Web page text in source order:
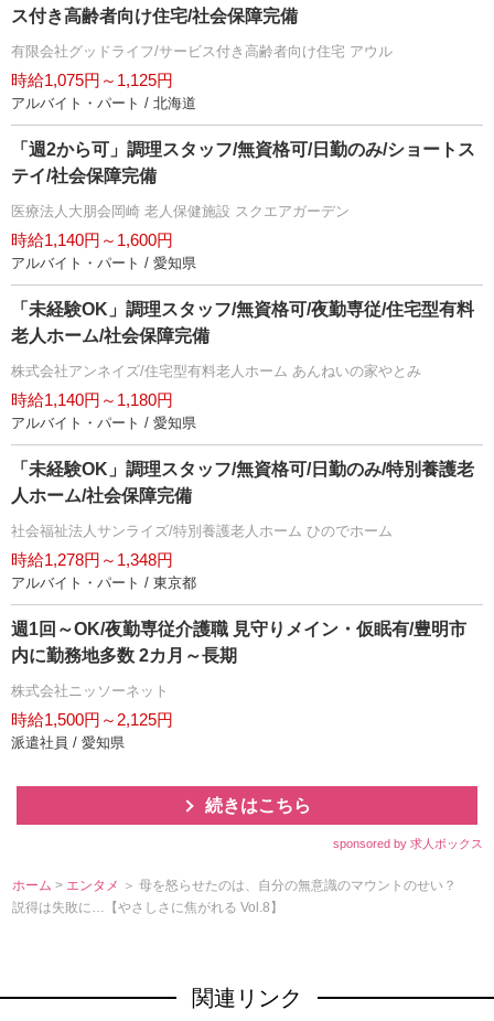
ス付き高齢者向け住宅/社会保障完備
有限会社グッドライフ/サービス付き高齢者向け住宅 アウル
時給1,075円～1,125円
アルバイト・パート / 北海道
「週2から可」調理スタッフ/無資格可/日勤のみ/ショートス
テイ/社会保障完備
医療法人大朋会岡崎 老人保健施設 スクエアガーデン
時給1,140円～1,600円
アルバイト・パート / 愛知県
「未経験OK」調理スタッフ/無資格可/夜勤専従/住宅型有料
老人ホーム/社会保障完備
株式会社アンネイズ/住宅型有料老人ホーム あんねいの家やとみ
時給1,140円～1,180円
アルバイト・パート / 愛知県
「未経験OK」調理スタッフ/無資格可/日勤のみ/特別養護老
人ホーム/社会保障完備
社会福祉法人サンライズ/特別養護老人ホーム ひのでホーム
時給1,278円～1,348円
アルバイト・パート / 東京都
週1回～OK/夜勤専従介護職 見守りメイン・仮眠有/豊明市
内に勤務地多数 2カ月～長期
株式会社ニッソーネット
時給1,500円～2,125円
派遣社員 / 愛知県
続きはこちら
sponsored by 求人ボックス
ホーム > エンタメ ＞ 母を怒らせたのは、自分の無意識のマウントのせい？
説得は失敗に…【やさしさに焦がれる Vol.8】
関連リンク